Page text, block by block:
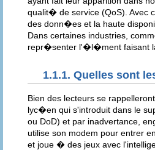
qualit� de service (QoS).
des donn�es et la haute
Dans certaines industries,
repr�senter l'�l�ment faisant
1.1.1. Quelles sont
Bien des lecteurs se
lyc�en qui s'introduit dans le
ou DoD) et par inadvertance,
utilise son modem pour entrer
et joue � des jeux avec